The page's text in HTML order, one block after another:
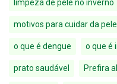
limpeza de pele no inverno
motivos para cuidar da
o que é dengue o que é
prato saudável Prefira